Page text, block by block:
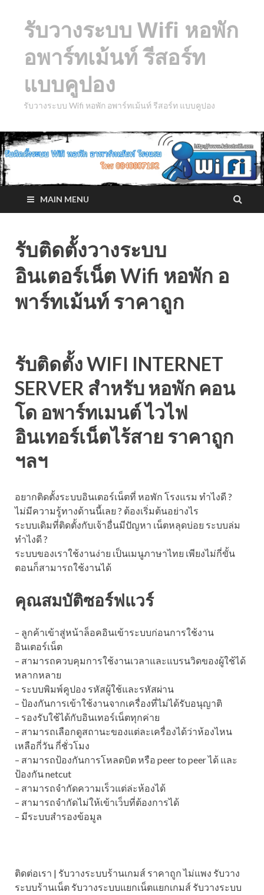
รับวางระบบ Wifi หอพัก
อพาร์ทเม้นท์ รีสอร์ท
แบบคูปอง
รับวางระบบ Wifi หอพัก อพาร์ทเม้นท์ รีสอร์ท แบบคูปอง
MAIN MENU
รับติดตั้งวางระบบ
อินเตอร์เน็ต Wifi หอพัก อ
พาร์ทเม้นท์ ราคาถูก
รับติดตั้ง WIFI INTERNET
SERVER สำหรับ หอพัก คอน
โด อพาร์ทเมนต์ ไวไฟ
อินเทอร์เน็ตไร้สาย ราคาถูก
ฯลฯ
อยากติดตั้งระบบอินเตอร์เน็ตที่ หอพัก โรงแรม ทำไงดี ?
ไม่มีความรู้ทางด้านนี้เลย ? ต้องเริ่มต้นอย่างไร
ระบบเดิมที่ติดตั้งกับเจ้าอื่นมีปัญหา เน็ตหลุดบ่อย ระบบล่ม
ทำไงดี ?
ระบบของเราใช้งานง่าย เป็นเมนูภาษาไทย เพียงไม่กี่ขั้น
ตอนก็สามารถใช้งานได้
คุณสมบัติซอร์ฟแวร์
– ลูกค้าเข้าสู่หน้าล็อคอินเข้าระบบก่อนการใช้งาน
อินเตอร์เน็ต
– สามารถควบคุมการใช้งานเวลาและแบรนวิดของผู้ใช้ได้
หลากหลาย
– ระบบพิมพ์คูปอง รหัสผู้ใช้และรหัสผ่าน
– ป้องกันการเข้าใช้งานจากเครื่องที่ไม่ได้รับอนุญาติ
– รองรับใช้ได้กับอินเทอร์เน็ตทุกค่าย
– สามารถเลือกดูสถานะของแต่ละเครื่องได้ว่าห้องไหน
เหลือกี่วัน กี่ชั่วโมง
– สามารถป้องกันการโหลดบิต หรือ peer to peer ได้ และ
ป้องกัน netcut
– สามารถจำกัดความเร็วแต่ล่ะห้องได้
– สามารถจำกัดไม่ให้เข้าเว็บที่ต้องการได้
– มีระบบสำรองข้อมูล
ติดต่อเรา | รับวางระบบร้านเกมส์ ราคาถูก ไม่แพง รับวาง
ระบบร้านเน็ต รับวางระบบแยกเน็ตแยกเกมส์ รับวางระบบ